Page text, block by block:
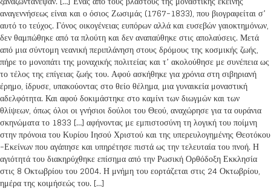
αναγεννήσεως είναι και ο όσιος Ζωσιμάς (1767-1833), που βιογραφείται σ’
αυτό το τεύχος. Γόνος οικογένειας ευπόρων αλλά και ευσεβών γαιοκτημόνων,
δεν θαμπώθηκε από τα πλούτη και δεν αναπαύθηκε στις απολαύσεις. Μετά
από μια σύντομη νεανική περιπλάνηση στους δρόμους της κοσμικής ζωής,
πήρε το μονοπάτι της μοναχικής πολιτείας και τ’ ακολούθησε με συνέπεια ως
το τέλος της επίγειας ζωής του. Αφού ασκήθηκε για χρόνια στη σιβηριανή
έρημο, ίδρυσε, υπακούοντας στο θείο θέλημα, μια γυναικεία μοναστική
αδελφότητα. Και αφού δοκιμάστηκε στο καμίνι των διωγμών και των
θλίψεων, όπως όλοι οι γνήσιοι δούλοι του Θεού, αναχώρησε για τα ουράνια
σκηνώματα το 1833 […] αφήνοντας με εμπιστοσύνη τη λογική του ποίμνη
στην πρόνοια του Κυρίου Ιησού Χριστού και της υπερευλογημένης Θεοτόκου
-Εκείνων που αγάπησε και υπηρέτησε πιστά ως την τελευταία του πνοή. Η
αγιότητά του διακηρύχθηκε επίσημα από την Ρωσική Ορθόδοξη Εκκλησία
στις 8 Οκτωβρίου του 2004. Η μνήμη του εορτάζεται στις 24 Οκτωβρίου,
ημέρα της κοιμήσεώς του. […]